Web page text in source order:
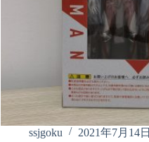
ssjgoku 2021年7月14日